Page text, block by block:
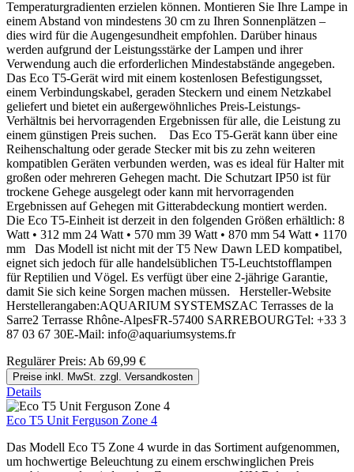
Temperaturgradienten erzielen können. Montieren Sie Ihre Lampe in
einem Abstand von mindestens 30 cm zu Ihren Sonnenplätzen –
dies wird für die Augengesundheit empfohlen. Darüber hinaus
werden aufgrund der Leistungsstärke der Lampen und ihrer
Verwendung auch die erforderlichen Mindestabstände angegeben.
Das Eco T5-Gerät wird mit einem kostenlosen Befestigungsset,
einem Verbindungskabel, geraden Steckern und einem Netzkabel
geliefert und bietet ein außergewöhnliches Preis-Leistungs-
Verhältnis bei hervorragenden Ergebnissen für alle, die Leistung zu
einem günstigen Preis suchen. Das Eco T5-Gerät kann über eine
Reihenschaltung oder gerade Stecker mit bis zu zehn weiteren
kompatiblen Geräten verbunden werden, was es ideal für Halter mit
großen oder mehreren Gehegen macht. Die Schutzart IP50 ist für
trockene Gehege ausgelegt oder kann mit hervorragenden
Ergebnissen auf Gehegen mit Gitterabdeckung montiert werden.
Die Eco T5-Einheit ist derzeit in den folgenden Größen erhältlich: 8
Watt • 312 mm 24 Watt • 570 mm 39 Watt • 870 mm 54 Watt • 1170
mm Das Modell ist nicht mit der T5 New Dawn LED kompatibel,
eignet sich jedoch für alle handelsüblichen T5-Leuchtstofflampen
für Reptilien und Vögel. Es verfügt über eine 2-jährige Garantie,
damit Sie sich keine Sorgen machen müssen. Hersteller-Website
Herstellerangaben:AQUARIUM SYSTEMSZAC Terrasses de la
Sarre2 Terrasse Rhône-AlpesFR-57400 SARREBOURGTel: +33 3
87 03 67 30E-Mail: info@aquariumsystems.fr
Regulärer Preis: Ab 69,99 €
Preise inkl. MwSt. zzgl. Versandkosten
Details
Eco T5 Unit Ferguson Zone 4
Das Modell Eco T5 Zone 4 wurde in das Sortiment aufgenommen,
um hochwertige Beleuchtung zu einem erschwinglichen Preis